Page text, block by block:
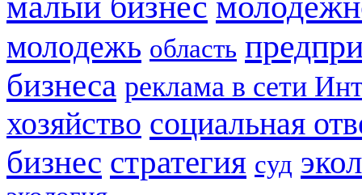
молодежь область
бизнеса реклама в сети
хозяйство социальная
бизнес стратегия суд